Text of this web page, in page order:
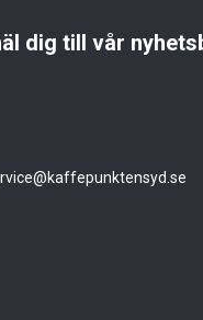
dig till vår